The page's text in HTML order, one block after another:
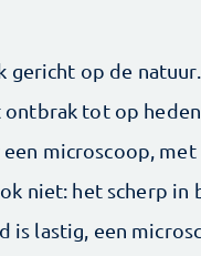
op de
tot op
microscoop, met
niet: het scherp in
is lastig, een